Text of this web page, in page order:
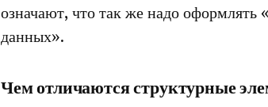
означают, что так же надо оформлять
данных».
Чем отличаются структурные